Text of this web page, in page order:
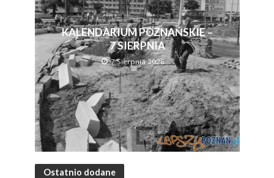
KALENDARIUM POZNAŃSKIE –
7 SIERPNIA
7 Sierpnia 2026
Ostatnio dodane